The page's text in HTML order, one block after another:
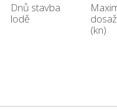
Dnů stavba
lodě
(kn)